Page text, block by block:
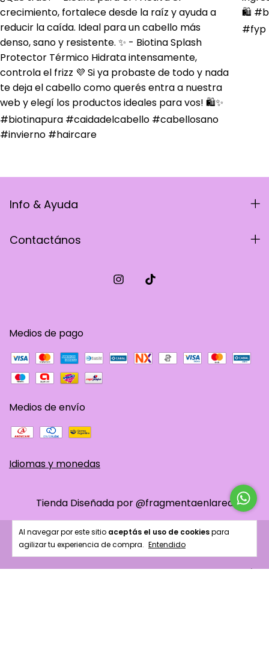
Al navegar por este sitio aceptás el uso de cookiespara
agilizar tu experiencia de compra. Entendido
Info & Ayuda
Contactános
Medios de pago
Medios de envío
Idiomas y monedas
Tienda Diseñada por @fragmentaenlared
Copyright Up! My Hair - 23260799304 - 2026. Todos los derechos
reservados.
Defensa de las y los consumidores. Para reclamosingresa aquí.